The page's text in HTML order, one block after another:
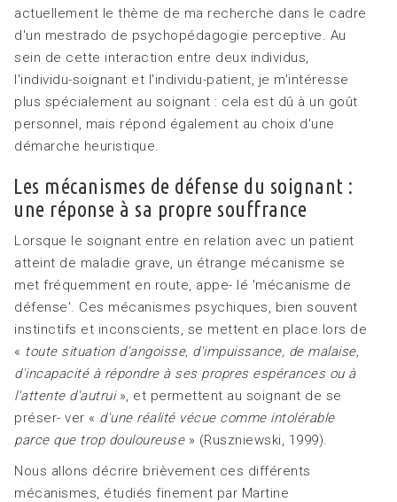
actuellement le thème de ma recherche dans le cadre
d'un mestrado de psychopédagogie perceptive. Au
sein de cette interaction entre deux individus,
l'individu-soignant et l'individu-patient, je m'intéresse
plus spécialement au soignant : cela est dû à un goût
personnel, mais répond également au choix d'une
démarche heuristique.
Les mécanismes de défense du soignant :
une réponse à sa propre souffrance
Lorsque le soignant entre en relation avec un patient
atteint de maladie grave, un étrange mécanisme se
met fréquemment en route, appe- lé 'mécanisme de
défense'. Ces mécanismes psychiques, bien souvent
instinctifs et inconscients, se mettent en place lors de
« toute situation d'angoisse, d'impuissance, de malaise,
d'incapacité à répondre à ses propres espérances ou à
l'attente d'autrui», et permettent au soignant de se
préser- ver « d'une réalité vécue comme intolérable
parce que trop douloureuse» (Ruszniewski, 1999).
Nous allons décrire brièvement ces différents
mécanismes, étudiés finement par Martine